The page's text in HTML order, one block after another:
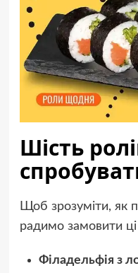
Шість
Щоб зрозуміти, як
радимо замовити ці
Філадельфія з